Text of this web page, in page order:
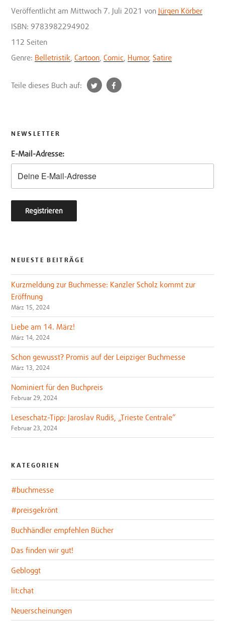
Veröffentlicht am Mittwoch 7. Juli 2021 von Jürgen Körber
ISBN: 9783982294902
112 Seiten
Genre: Belletristik ,Cartoon ,Comic Humor, Satire
Teile dieses Buch auf:
t
NEWSLETTER
E-Mail-Adresse:
NEUESTE BEITRÄGE
Kurzmeldung zur Buchmesse: Kanzler Scholz kommt zur
Eröffnung
März 15, 2024
Liebe am 14. März!
März 14, 2024
Schon gewusst? Promis auf der Leipziger Buchmesse
März 13, 2024
Nominiert für den Buchpreis
Februar 29, 2024
Leseschatz-Tipp: Jaroslav Rudiš, „Trieste Centrale“
Februar 23, 2024
KATEGORIEN
#buchmesse
#preisgekrönt
Buchhändler empfehlen Bücher
Das finden wir gut!
Gebloggt
lit:chat
Neuerscheinungen